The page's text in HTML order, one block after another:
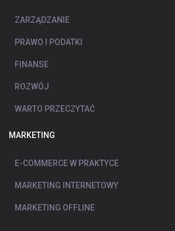
ZARZĄDZANIE
PRAWO I PODATKI
FINANSE
ROZWÓJ
WARTO PRZECZYTAĆ
MARKETING
E-COMMERCE W PRAKTYCE
MARKETING INTERNETOWY
MARKETING OFFLINE